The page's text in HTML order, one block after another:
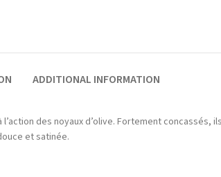
ADDITIONAL INFORMATION
des noyaux d’olive. Fortement
et satinée.